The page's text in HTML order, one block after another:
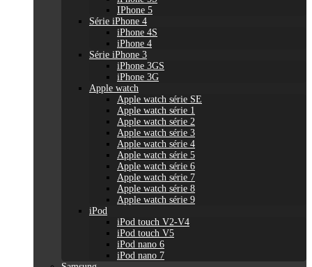
IPhone 5
Série iPhone 4
iPhone 4S
iPhone 4
Série iPhone 3
iPhone 3GS
iPhone 3G
Apple watch
Apple watch série SE
Apple watch série 1
Apple watch série 2
Apple watch série 3
Apple watch série 4
Apple watch série 5
Apple watch série 6
Apple watch série 7
Apple watch série 8
Apple watch série 9
iPod
iPod touch V2-V4
iPod touch V5
iPod nano 6
iPod nano 7